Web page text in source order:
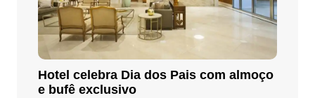
Hotel celebra Dia dos Pais com almoço
e bufê exclusivo